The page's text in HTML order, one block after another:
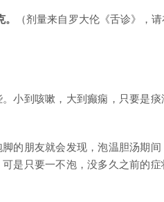
（剂量来自罗大伦《舌诊》，
小到咳嗽，大到癫痫，只要是痰
的朋友就会发现，泡温胆汤期间
是只要一不泡，没多久之前的症